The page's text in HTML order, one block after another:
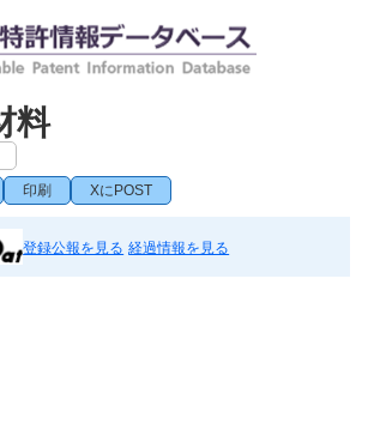
料
印刷 XにPOST
登録公報を見る 経過情報を見る